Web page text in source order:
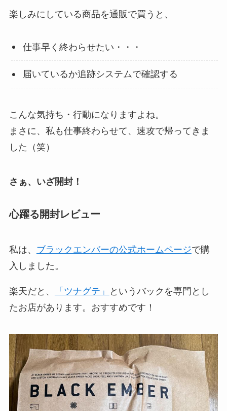
楽しみにしている商品を通販で買うと、
仕事早く終わらせたい・・・
届いているか追跡システムで確認する
こんな気持ち・行動になりますよね。
まさに、私も仕事終わらせて、速攻で帰ってきま
した（笑）
さぁ、いざ開封！
心躍る開封レビュー
私は、 ブラックエンバーの公式ホームページで購
入しました。
楽天だと、 「ツナグテ」
というバックを専門とし
たお店があります。おすすめです！